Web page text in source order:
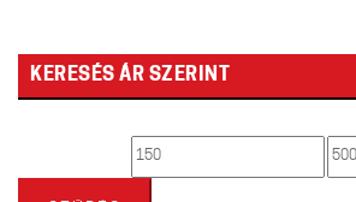
KERESÉS ÁR SZERINT
Min Max